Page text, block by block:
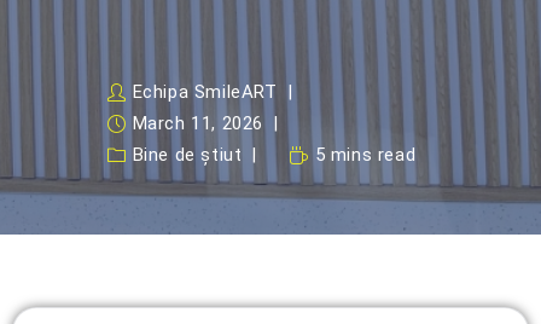
Echipa SmileART
March 11, 2026
Bine de știut
5 mins read